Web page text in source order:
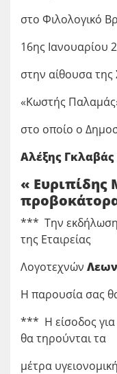
στο Φιλολογικό
16ης Ιανουαρίου
στην αίθουσα
«Κωστής
στο οποίο o
Aλέξης Γκλαβάς
« Ευριπίδης
*** Την εκδήλωση
της Εταιρείας
Λογοτεχνών
Η παρουσία σας
*** Η είσοδος για
θα τηρούνται τα
μέτρα